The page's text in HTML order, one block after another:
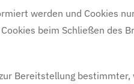
werden und Cookies
beim Schließen des
Bereitstellung